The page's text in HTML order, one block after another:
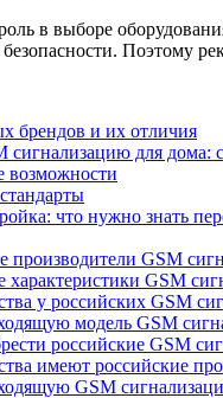
в выборе
Поэтому
брендов и их отличия
сигнализацию для дома:
возможности
что нужно знать
производители GSM
GSM
у российских GSM
модель GSM
российские GSM
имеют российские
GSM